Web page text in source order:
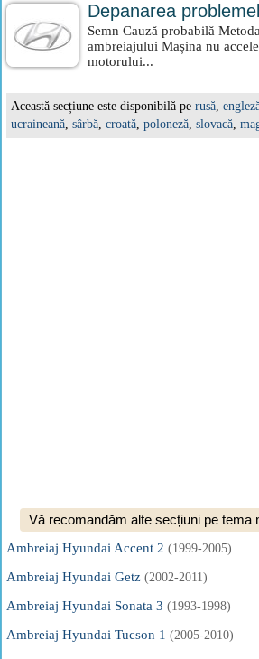
Depanarea
Semn Cauză probabilă
ambreiajului Mașina nu
motorului...
Această secțiune este disponibilă pe rusă,
ucraineană, sârbă, croată, poloneză, slovacă,
Vă recomandăm alte secțiuni pe tema
Ambreiaj Hyundai Accent 2 (1999-2005)
Ambreiaj Hyundai Getz (2002-2011)
Ambreiaj Hyundai Sonata 3 (1993-1998)
Ambreiaj Hyundai Tucson 1 (2005-2010)